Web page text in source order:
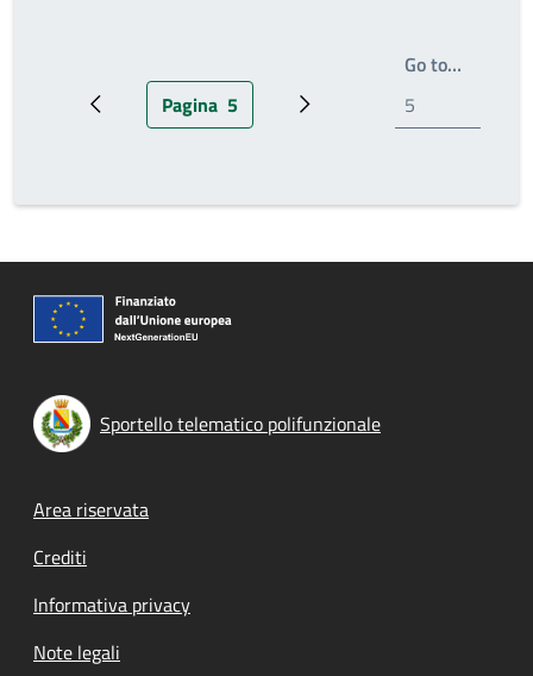
Pagina precedentePagina attuale
Pagina 5 Prossima pagina
Go to…
Sportello telematico polifunzionale
Footer menu
Area riservata
Crediti
Informativa privacy
Note legali